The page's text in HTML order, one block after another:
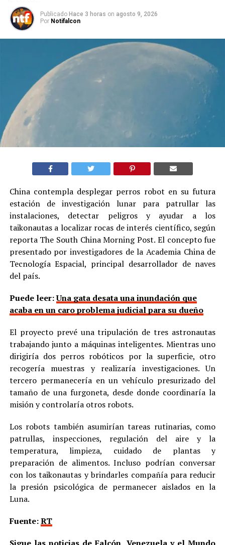
Publicado Hace 3 horas on agosto 9, 2026
Por Notifalcon
China contempla desplegar perros robot en su futura
estación de investigación lunar para patrullar las
instalaciones, detectar peligros y ayudar a los
taikonautas a localizar rocas de interés científico, según
reporta The South China Morning Post. El concepto fue
presentado por investigadores de la Academia China de
Tecnología Espacial, principal desarrollador de naves
del país.
Puede leer:Una gata desata una inundación que
acaba en un caro problema judicial para su dueño
El proyecto prevé una tripulación de tres astronautas
trabajando junto a máquinas inteligentes. Mientras uno
dirigiría dos perros robóticos por la superficie, otro
recogería muestras y realizaría investigaciones. Un
tercero permanecería en un vehículo presurizado del
tamaño de una furgoneta, desde donde coordinaría la
misión y controlaría otros robots.
Los robots también asumirían tareas rutinarias, como
patrullas, inspecciones, regulación del aire y la
temperatura, limpieza, cuidado de plantas y
preparación de alimentos. Incluso podrían conversar
con los taikonautas y brindarles compañía para reducir
la presión psicológica de permanecer aislados en la
Luna.
Fuente:RT